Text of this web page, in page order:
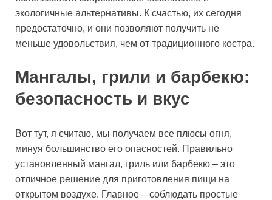
экологичные альтернативы. К счастью, их сегодня
предостаточно, и они позволяют получить не
меньше удовольствия, чем от традиционного костра.
Мангалы, грили и барбекю:
безопасность и вкус
Вот тут, я считаю, мы получаем все плюсы огня,
минуя большинство его опасностей. Правильно
установленный мангал, гриль или барбекю – это
отличное решение для приготовления пищи на
открытом воздухе. Главное – соблюдать простые